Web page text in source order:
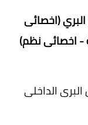
(اخصائى
- اخصائى نظم)
الداخلى